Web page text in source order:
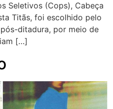
Seletivos (Cops), Cabeça
Titãs, foi escolhido pelo
ditadura, por meio de
[…]